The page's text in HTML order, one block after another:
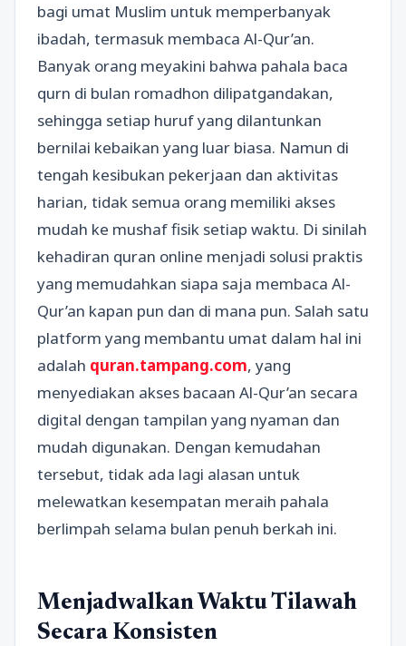
bagi umat Muslim untuk memperbanyak
ibadah, termasuk membaca Al-Qur’an.
Banyak orang meyakini bahwa pahala baca
qurn di bulan romadhon dilipatgandakan,
sehingga setiap huruf yang dilantunkan
bernilai kebaikan yang luar biasa. Namun di
tengah kesibukan pekerjaan dan aktivitas
harian, tidak semua orang memiliki akses
mudah ke mushaf fisik setiap waktu. Di sinilah
kehadiran quran online menjadi solusi praktis
yang memudahkan siapa saja membaca Al-
Qur’an kapan pun dan di mana pun. Salah satu
platform yang membantu umat dalam hal ini
adalah quran.tampang.com, yang
menyediakan akses bacaan Al-Qur’an secara
digital dengan tampilan yang nyaman dan
mudah digunakan. Dengan kemudahan
tersebut, tidak ada lagi alasan untuk
melewatkan kesempatan meraih pahala
berlimpah selama bulan penuh berkah ini.
Menjadwalkan Waktu Tilawah
Secara Konsisten